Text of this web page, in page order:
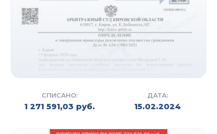
СПИСАНО:
1 271 591,03 руб.
ДАТА:
15.02.2024